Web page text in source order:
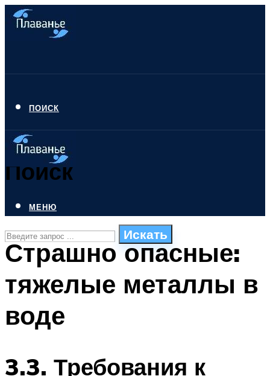
ПОИСК
Поиск
Искать
СТИЛИ ПЛАВАНЬЯ
ПЛАВАНЬЕ ДЛЯ ДЕТЕЙ
БАССЕЙН ДЛЯ ДОМА
МЕНЮ
Страшно опасные:
тяжелые металлы в
воде
3.3. Требования к